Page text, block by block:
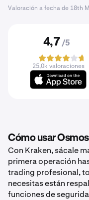
Valoración a fecha de 18th
4,7 /5
25,0k valoraciones
Cómo usar
Con Kraken, sácale
primera operación
trading profesional,
necesitas están
funciones de